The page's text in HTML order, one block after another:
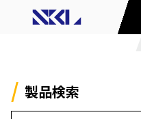
製品検索